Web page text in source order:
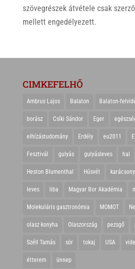
szövegrészek átvétele csak
mellett engedélyezett.
CIMKEFELHŐ
Ambrus Lajos Balaton Balaton-
borász Csíki Sándor Eger
elhízástudomány Erdély eu2011
Fesztivál gulyás gulyásleves hal
Heston Blumenthal Húsvét karácsony
leves liba Magyar Bor Akadémia
Molekuláris gasztronómia MOMOT
olasz konyha Olaszország pezsgő
Széll Tamás sör tokaj USA
étterem ünnep